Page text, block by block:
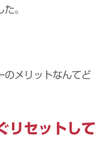
。
のメリットなんてど
リセットして